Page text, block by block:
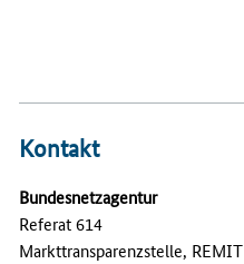
Kontakt
Bundesnetzagentur
Referat 614
Markttransparenzstelle, REMIT